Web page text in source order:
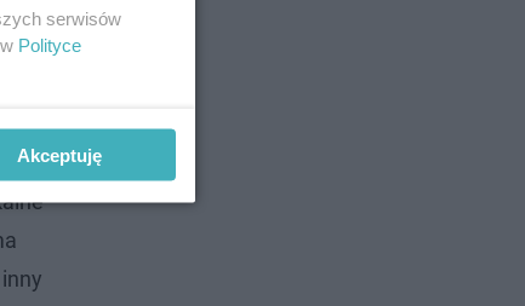
serwisów
Polityce
Akceptuję